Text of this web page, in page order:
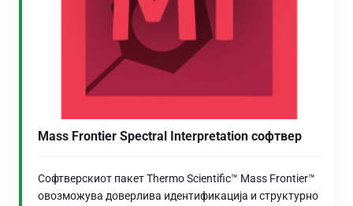
Mass Frontier Spectral Interpretation софтвер
Софтверскиот пакет Thermo Scientific™ Mass Frontier™
овозможува доверлива идентификација и структурно